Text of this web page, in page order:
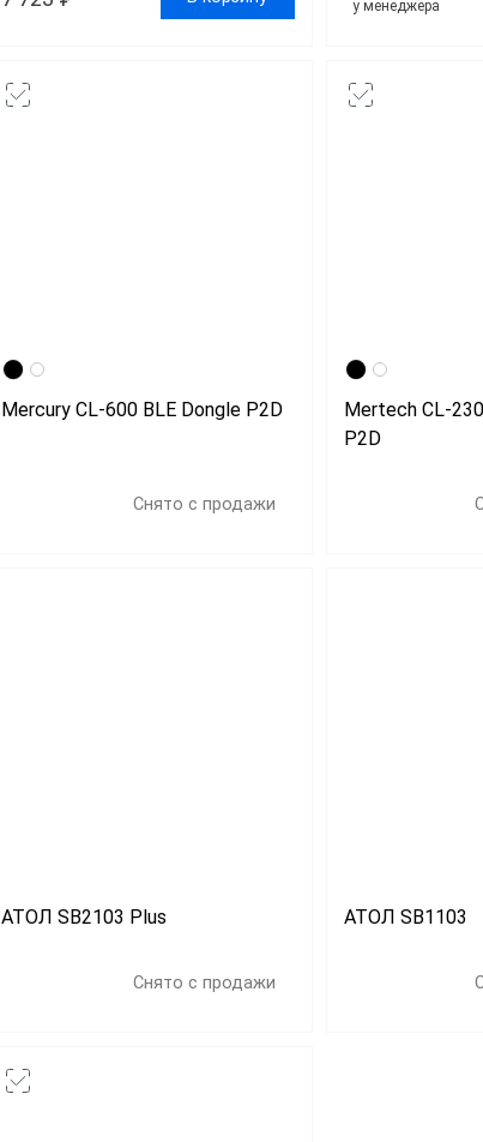
у менеджера
Mercury CL-600 BLE Dongle P2D
Снято с продажи
Mertech CL-
P2D
АТОЛ SB2103 Plus
Снято с продажи
АТОЛ SB1103